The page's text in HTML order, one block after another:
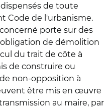
de toute
Code de l'urbanisme.
porte sur des
de démolition
du trait de côte à
de construire ou
non-opposition à
être mis en œuvre
au maire, par